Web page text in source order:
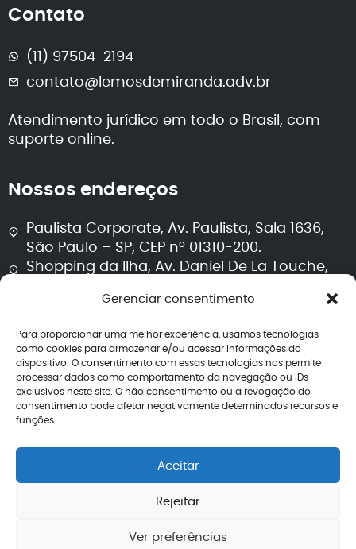
Gerenciar consentimento
Para proporcionar uma melhor experiência, usamos tecnologias
como cookies para armazenar e/ou acessar informações do
dispositivo. O consentimento com essas tecnologias nos permite
processar dados como comportamento da navegação ou IDs
exclusivos neste site. O não consentimento ou a revogação do
consentimento pode afetar negativamente determinados recursos e
funções.
Aceitar
Rejeitar
Ver preferências
Contato
(11) 97504-2194
contato@lemosdemiranda.adv.br
Atendimento jurídico em todo o Brasil, com
suporte online.
Nossos endereços
Paulista Corporate, Av. Paulista, Sala 1636,
São Paulo – SP, CEP nº 01310-200.
Shopping da Ilha, Av. Daniel De La Touche,
Segurança e transparência
Política de privacidade
Termos de uso
Política editorial jurídica
Avaliações
CNPJ: 40.260.708/0001-04
2026 – Todos os direitos reservados | Lemos de